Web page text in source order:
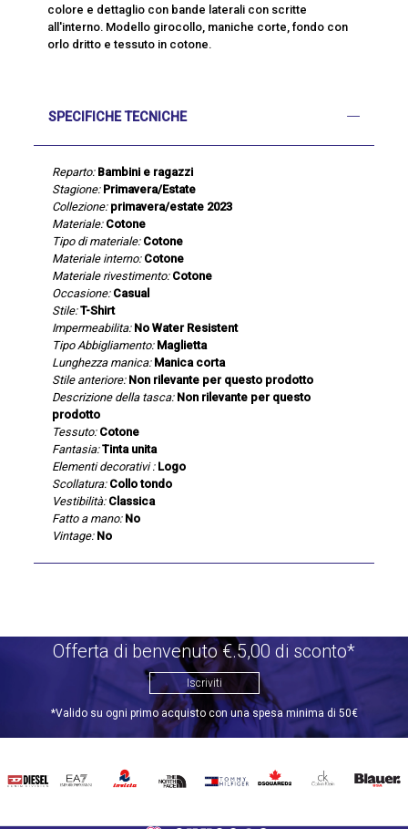
colore e dettaglio con bande laterali con scritte
all'interno. Modello girocollo, maniche corte, fondo con
orlo dritto e tessuto in cotone.
SPECIFICHE TECNICHE
Reparto: Bambini e ragazzi
Stagione: Primavera/Estate
Collezione: primavera/estate 2023
Materiale: Cotone
Tipo di materiale: Cotone
Materiale interno: Cotone
Materiale rivestimento: Cotone
Occasione: Casual
Stile: T-Shirt
Impermeabilita: No Water Resistent
Tipo Abbigliamento: Maglietta
Lunghezza manica: Manica corta
Stile anteriore: Non rilevante per questo prodotto
Descrizione della tasca: Non rilevante per questo
prodotto
Tessuto: Cotone
Fantasia: Tinta unita
Elementi decorativi : Logo
Scollatura: Collo tondo
Vestibilità: Classica
Fatto a mano: No
Vintage: No
Offerta di benvenuto €.5,00 di sconto*
Iscriviti
*Valido su ogni primo acquisto con una spesa minima di 50€
DIESEL EA7 INVICTATHE
TOMMY
DSQUARED2
CALVIN BLAUER